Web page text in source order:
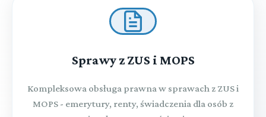
Sprawy z ZUS i MOPS
Kompleksowa obsługa prawna w sprawach z ZUS i
MOPS - emerytury, renty, świadczenia dla osób z